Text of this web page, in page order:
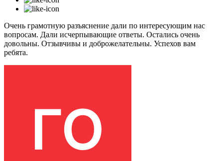
Очень грамотную разъяснение дали по интересующим нас
вопросам. Дали исчерпывающие ответы. Остались очень
довольны. Отзывчивы и доброжелательны. Успехов вам
ребята.